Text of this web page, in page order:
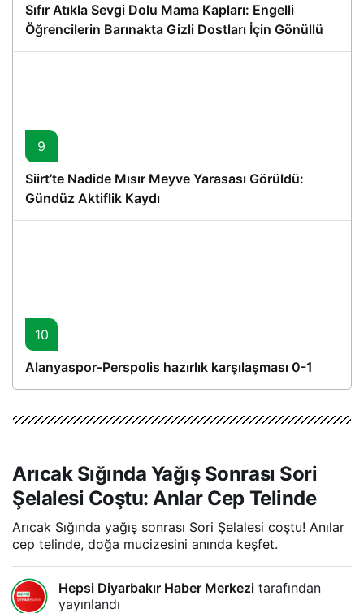
Sıfır Atıkla Sevgi Dolu Mama Kapları: Engelli
Öğrencilerin Barınakta Gizli Dostları İçin Gönüllü
Proje
9
Siirt’te Nadide Mısır Meyve Yarasası Görüldü:
Gündüz Aktiflik Kaydı
10
Alanyaspor-Perspolis hazırlık karşılaşması 0-1
Arıcak Sığında Yağış Sonrası Sori
Şelalesi Coştu: Anlar Cep Telinde
Arıcak Sığında yağış sonrası Sori Şelalesi coştu! Anılar
cep telinde, doğa mucizesini anında keşfet.
Hepsi Diyarbakır Haber Merkezi tarafından
yayınlandı